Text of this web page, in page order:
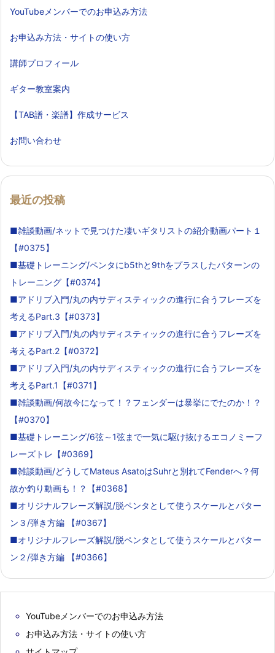
YouTubeメンバーでのお申込み方法
お申込み方法・サイトの使い方
講師プロフィール
ギター教室案内
【TAB譜・楽譜】作成サービス
お問い合わせ
最近の投稿
■雑談動画/ネットで見つけた凄いギタリストの紹介動画パート１
【#0375】
■基礎トレーニング/ペンタにb5thと9thをプラスしたパターンの
トレーニング【#0374】
■アドリブ入門/丸の内サディスティックの進行に合うフレーズを
考えるPart.3【#0373】
■アドリブ入門/丸の内サディスティックの進行に合うフレーズを
考えるPart.2【#0372】
■アドリブ入門/丸の内サディスティックの進行に合うフレーズを
考えるPart.1【#0371】
■雑談動画/何故今になって！？フェンダーは暴挙にでたのか！？
【#0370】
■基礎トレーニング/6弦～1弦まで一気に駆け抜けるエコノミーフ
レーズトレ【#0369】
■雑談動画/どうしてMateus AsatoはSuhrと別れてFenderへ？何
故か釣り動画も！？【#0368】
■オリジナルフレーズ解説/脱ペンタとして使うスケールとパター
ン３/弾き方編 【#0367】
■オリジナルフレーズ解説/脱ペンタとして使うスケールとパター
ン２/弾き方編 【#0366】
YouTubeメンバーでのお申込み方法
お申込み方法・サイトの使い方